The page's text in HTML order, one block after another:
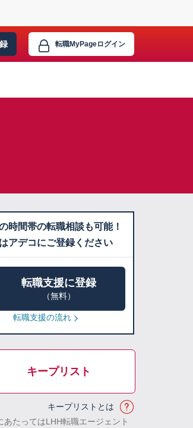
転職MyPageログイン
時間帯の転職相談も可能！
アデコにご登録ください
転職支援に登録
（無料）
転職支援の流れ
キープリスト
キープリストとは
あたってはLHH転職エージェント